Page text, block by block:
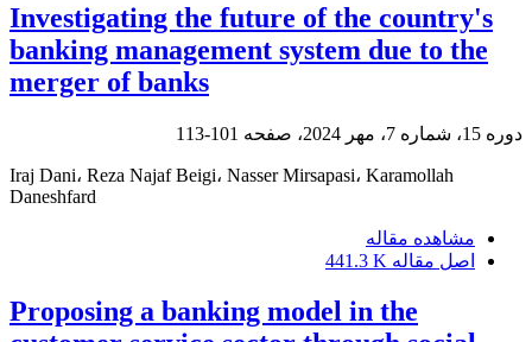
Investigating the future of the country's
banking management system due to the
merger of banks
دوره 15، شماره 7، مهر 2024، صفحه 101-113
Iraj Dani، Reza Najaf Beigi، Nasser Mirsapasi، Karamollah
Daneshfard
مشاهده مقاله
اصل مقاله 441.3 K
Proposing a banking model in the